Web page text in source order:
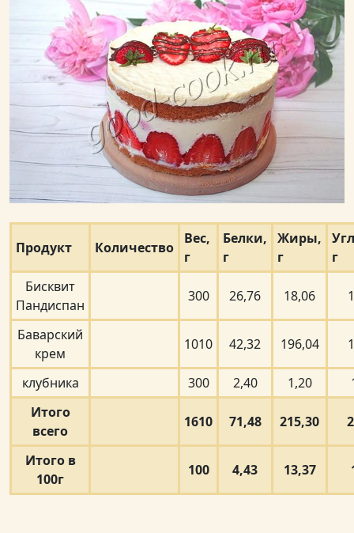
Продукт Количество
Вес,
г
Белки,
г
Жиры,
г
г
Бисквит
Пандиспан
300 26,76 18,06
Баварский
крем
1010 42,32 196,04
клубника 300 2,40 1,20
Итого
всего
1610 71,48 215,30
Итого в
100г
100 4,43 13,37